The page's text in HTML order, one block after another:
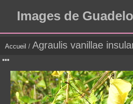
Images de
Accueil / Agraulis vanillae